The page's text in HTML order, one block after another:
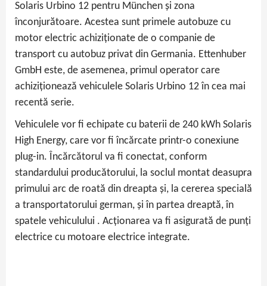
Solaris Urbino 12 pentru München și zona
înconjurătoare. Acestea sunt primele autobuze cu
motor electric achiziționate de o companie de
transport cu autobuz privat din Germania. Ettenhuber
GmbH este, de asemenea, primul operator care
achiziționează vehiculele Solaris Urbino 12 în cea mai
recentă serie.
Vehiculele vor fi echipate cu baterii de 240 kWh Solaris
High Energy, care vor fi încărcate printr-o conexiune
plug-in. Încărcătorul va fi conectat, conform
standardului producătorului, la soclul montat deasupra
primului arc de roată din dreapta și, la cererea specială
a transportatorului german, și în partea dreaptă, în
spatele vehiculului . Acționarea va fi asigurată de punți
electrice cu motoare electrice integrate.